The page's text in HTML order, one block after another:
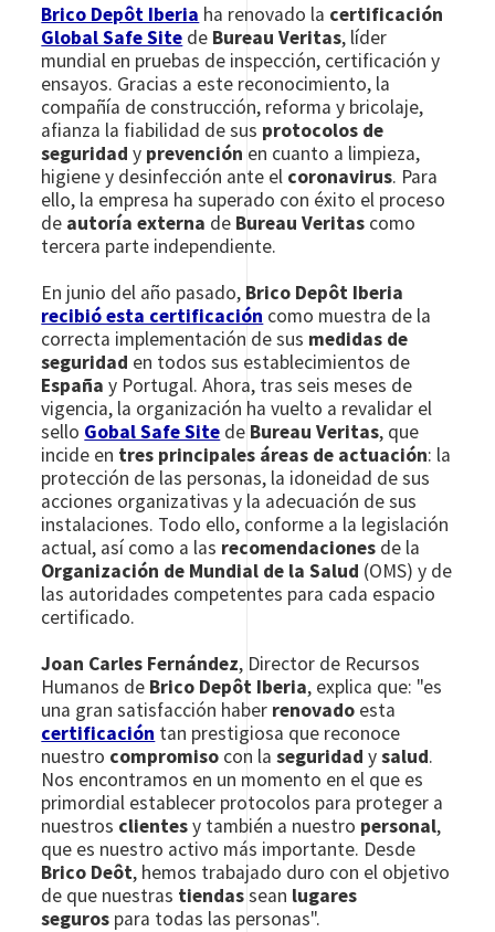
Brico Depôt Iberia ha renovado la certificación
Global Safe Site de Bureau Veritas, líder
mundial en pruebas de inspección, certificación y
ensayos. Gracias a este reconocimiento, la
compañía de construcción, reforma y bricolaje,
afianza la fiabilidad de sus protocolos de
seguridad y prevención en cuanto a limpieza,
higiene y desinfección ante el coronavirus. Para
ello, la empresa ha superado con éxito el proceso
de autoría externa de Bureau Veritas como
tercera parte independiente.
En junio del año pasado, Brico Depôt Iberia
recibió esta certificación como muestra de la
correcta implementación de sus medidas de
seguridad en todos sus establecimientos de
Españay Portugal. Ahora, tras seis meses de
vigencia, la organización ha vuelto a revalidar el
sello Gobal Safe Site de Bureau Veritas, que
incide en tres principales áreas de actuación: la
protección de las personas, la idoneidad de sus
acciones organizativas y la adecuación de sus
instalaciones. Todo ello, conforme a la legislación
actual, así como a las recomendaciones de la
Organización de Mundial de la Salud (OMS) y de
las autoridades competentes para cada espacio
certificado.
Joan Carles Fernández, Director de Recursos
Humanos de Brico Depôt Iberia, explica que: "es
una gran satisfacción haber renovado esta
certificación tan prestigiosa que reconoce
nuestro compromiso con laseguridadysalud.
Nos encontramos en un momento en el que es
primordial establecer protocolos para proteger a
nuestros clientesy también a nuestro personal,
que es nuestro activo más importante. Desde
Brico Deôt, hemos trabajado duro con el objetivo
de que nuestras tiendassean lugares
seguros para todas las personas".